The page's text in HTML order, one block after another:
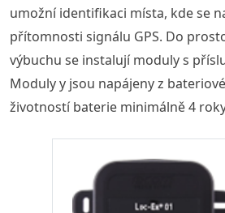
umožní identifikaci místa, kde se
přítomnosti signálu GPS. Do
výbuchu se instalují moduly s
Moduly y jsou napájeny z
životností baterie minimálně 4